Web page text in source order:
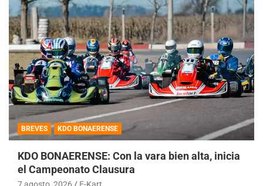
BREVES KDO BONAERENSE
KDO BONAERENSE: Con la vara bien alta, inicia
el Campeonato Clausura